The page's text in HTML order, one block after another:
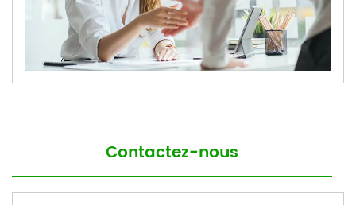
Contactez-nous